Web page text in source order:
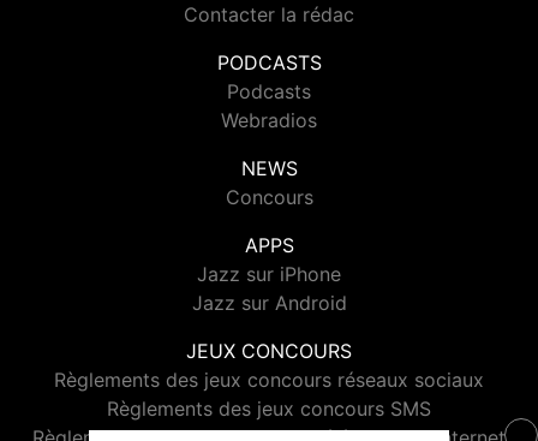
Contacter la rédac
PODCASTS
Podcasts
Webradios
NEWS
Concours
APPS
Jazz sur iPhone
Jazz sur Android
JEUX CONCOURS
Règlements des jeux concours réseaux sociaux
Règlements des jeux concours SMS